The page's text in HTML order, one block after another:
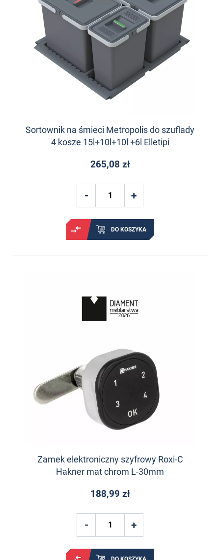
Sortownik na śmieci Metropolis do szuflady
4 kosze 15l+10l+10l +6l Elletipi
265,08 zł
DO KOSZYKA
Zamek elektroniczny szyfrowy Roxi-C
Hakner mat chrom L-30mm
188,99 zł